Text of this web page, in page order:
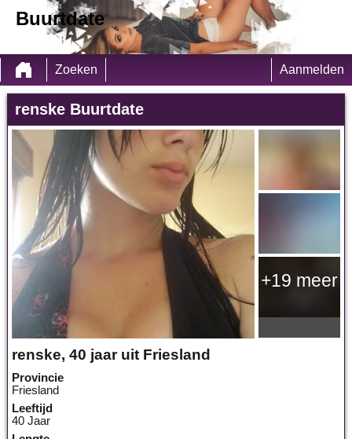
Buurtdate
Zoeken Aanmelden
renske Buurtdate
+19 meer
renske, 40 jaar uit Friesland
Provincie
Friesland
Leeftijd
40 Jaar